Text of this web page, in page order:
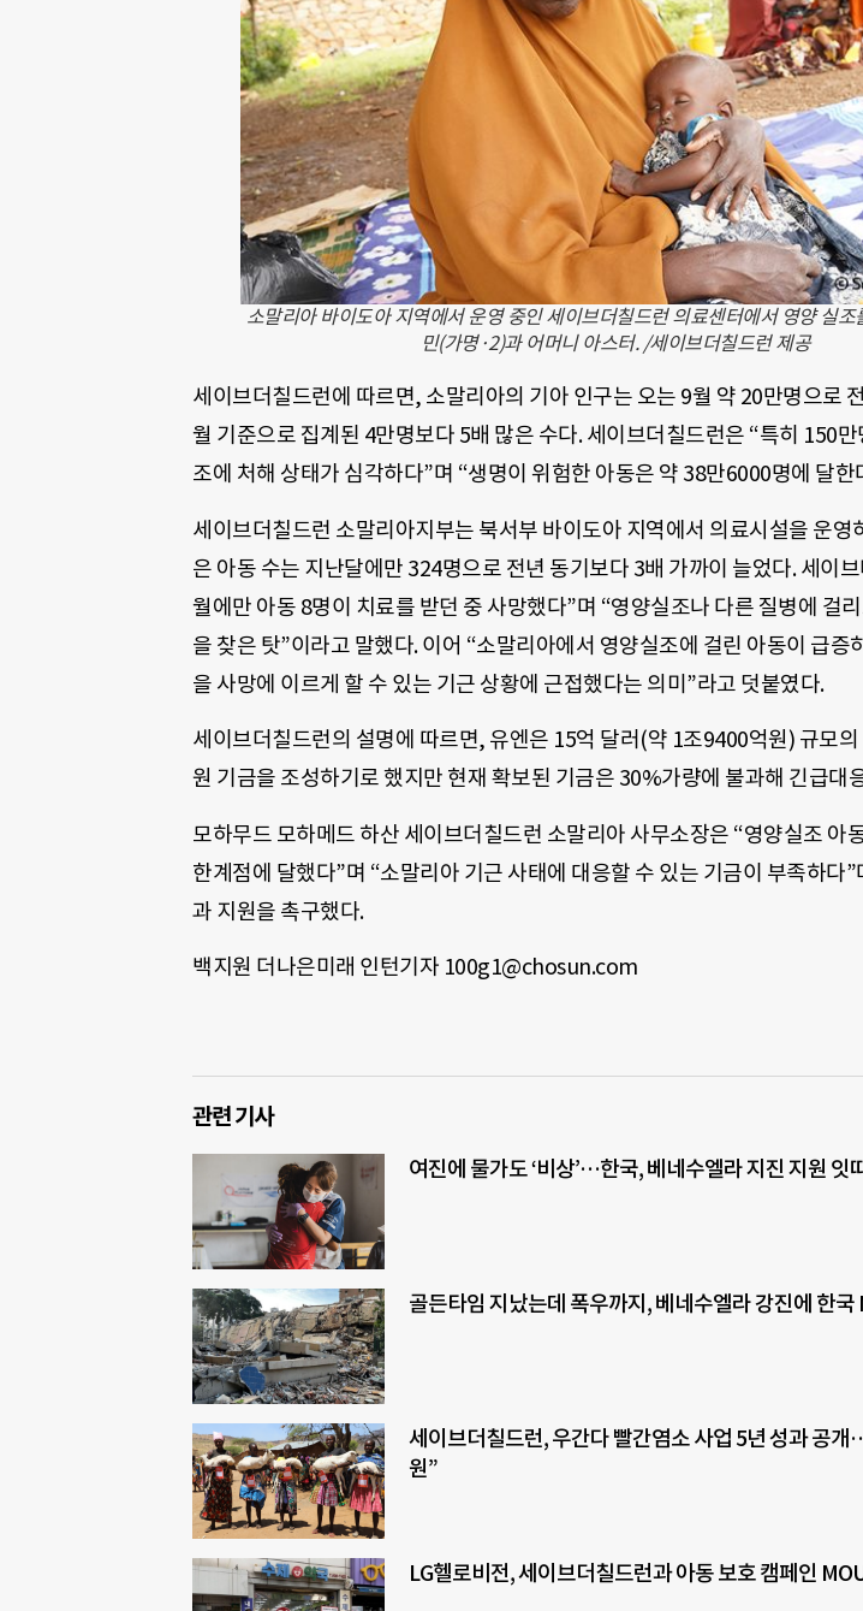
소말리아 바이도아 지역에서 운영 중인 세이브더칠드런 의료센터에서 영양 실조
민(가명·2)과 어머니 아스터. /세이브더칠드런 제공
세이브더칠드런에 따르면, 소말리아의 기아 인구는 오는 9월 약 20만명으로
월 기준으로 집계된 4만명보다 5배 많은 수다. 세이브더칠드런은 “특히 150
조에 처해 상태가 심각하다”며 “생명이 위험한 아동은 약 38만6000명에 달한
세이브더칠드런 소말리아지부는 북서부 바이도아 지역에서 의료시설을 운영
은 아동 수는 지난달에만 324명으로 전년 동기보다 3배 가까이 늘었다. 세이
월에만 아동 8명이 치료를 받던 중 사망했다”며 “영양실조나 다른 질병에 걸
을 찾은 탓”이라고 말했다. 이어 “소말리아에서 영양실조에 걸린 아동이 급증
을 사망에 이르게 할 수 있는 기근 상황에 근접했다는 의미”라고 덧붙였다.
세이브더칠드런의 설명에 따르면, 유엔은 15억 달러(약 1조9400억원) 규모의
원 기금을 조성하기로 했지만 현재 확보된 기금은 30%가량에 불과해 긴급대
모하무드 모하메드 하산 세이브더칠드런 소말리아 사무소장은 “영양실조 아
한계점에 달했다”며 “소말리아 기근 사태에 대응할 수 있는 기금이 부족하다
과 지원을 촉구했다.
백지원 더나은미래 인턴기자 100g1@chosun.com
관련 기사
여진에 물가도 ‘비상’…한국, 베네수엘라 지진 지원 잇
골든타임 지났는데 폭우까지, 베네수엘라 강진에 한국
세이브더칠드런, 우간다 빨간염소 사업 5년 성과 공개
원”
LG헬로비전, 세이브더칠드런과 아동 보호 캠페인